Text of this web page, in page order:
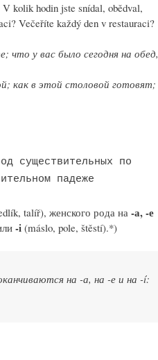
kolik hodin jste snídal, obědval,
Večeříte každý den v restauraci?
у вас было сегодня на обед,
как в этой столовой готовят;
существительных по
падеже
talíř), женского рода на-а, -е
-i (máslo, pole, štěstí).*)
на -а, на -е и на -í: